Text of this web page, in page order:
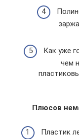
Как уже
чем
Плюсов
Пластик